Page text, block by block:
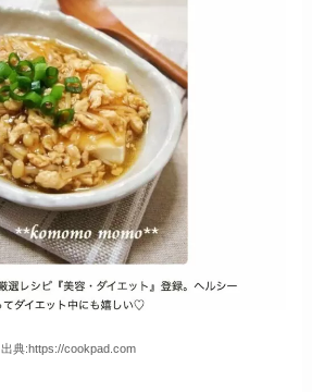
出典:https://cookpad.com